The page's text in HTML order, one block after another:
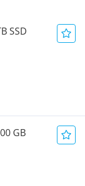
SSD
GB